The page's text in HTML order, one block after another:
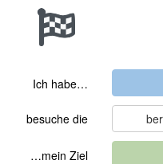
Ich habe…
besuche die
…mein Ziel